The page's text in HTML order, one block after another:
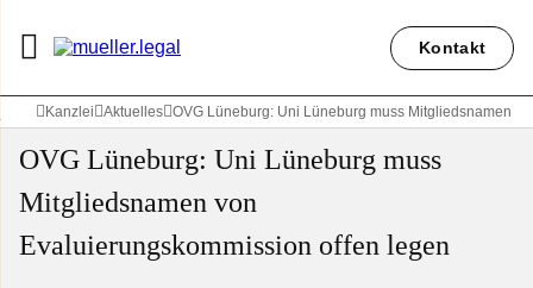
Kontakt
Kanzlei Aktuelles OVG Lüneburg: Uni Lüneburg muss Mitgliedsnamen
OVG Lüneburg: Uni Lüneburg muss
Mitgliedsnamen von
Evaluierungskommission offen legen